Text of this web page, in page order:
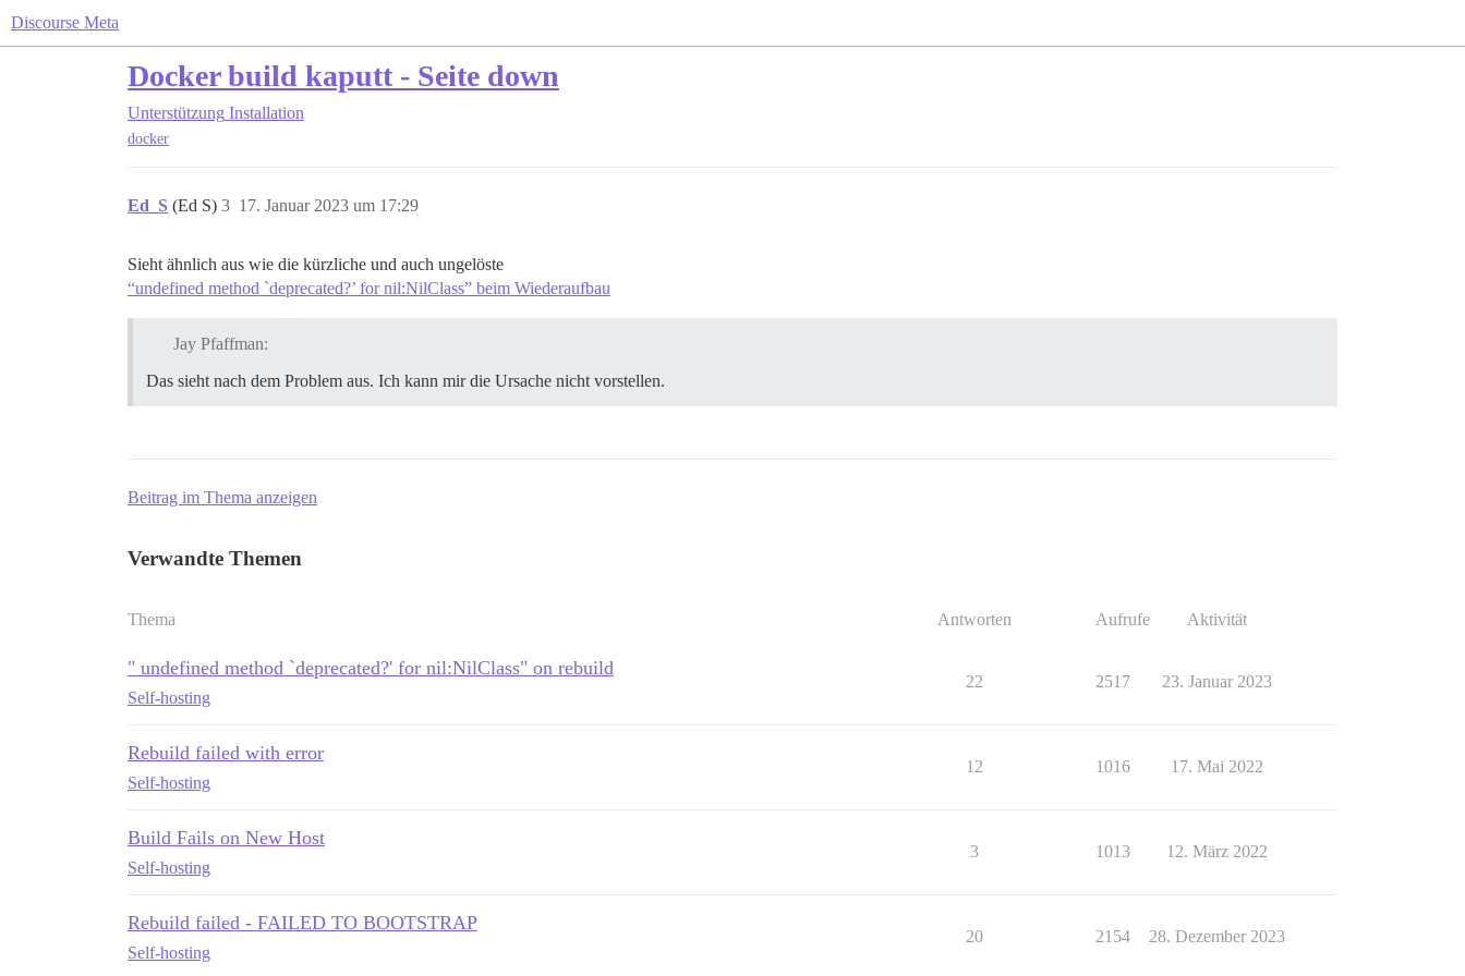
Discourse Meta
Docker build kaputt - Seite down
Unterstützung Installation
docker
Ed_S (Ed S) 17. Januar 2023 um 17:29
3
Sieht ähnlich aus wie die kürzliche und auch ungelöste
“undefined method `deprecated?’ for nil:NilClass” beim Wiederaufbau
Jay Pfaffman:
Das sieht nach dem Problem aus. Ich kann mir die Ursache nicht vorstellen.
Beitrag im Thema anzeigen
Verwandte Themen
Thema Antworten Aufrufe Aktivität
" undefined method `deprecated?' for nil:NilClass" on rebuild
Self-hosting
22 2517 23. Januar 2023
Rebuild failed with error
Self-hosting
12 1016 17. Mai 2022
Build Fails on New Host
Self-hosting
3 1013 12. März 2022
Rebuild failed - FAILED TO BOOTSTRAP
Self-hosting
20 2154 28. Dezember 2023